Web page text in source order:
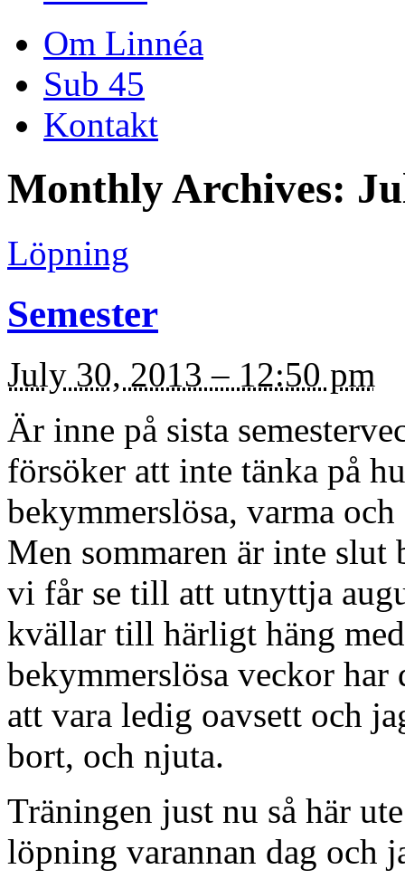
Om Linnéa
Sub 45
Kontakt
Monthly Archives:
Löpning
Semester
July 30, 2013 – 12:50 pm
Är inne på sista
försöker att inte tänka på
bekymmerslösa, varma
Men sommaren är inte
vi får se till att utnyttja
kvällar till härligt häng
bekymmerslösa veckor
att vara ledig oavsett och
bort, och njuta.
Träningen just nu så här
löpning varannan dag och